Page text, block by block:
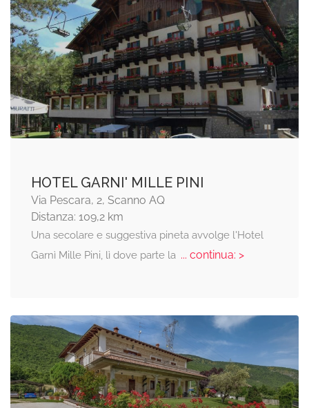
HOTEL GARNI' MILLE PINI
Via Pescara, 2, Scanno AQ
Distanza: 109,2 km
Una secolare e suggestiva pineta avvolge l'Hotel
Garnì Mille Pini, lì dove parte la... continua: >